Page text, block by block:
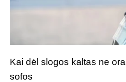
Kai dėl slogos kaltas ne
sofos